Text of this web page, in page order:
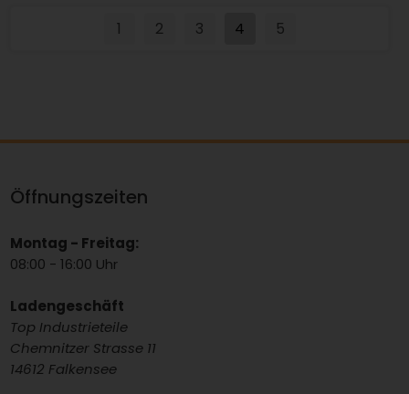
1 2 3 4 5
Öffnungszeiten
Montag - Freitag:
08:00 - 16:00 Uhr
Ladengeschäft
Top Industrieteile
Chemnitzer Strasse 11
14612 Falkensee